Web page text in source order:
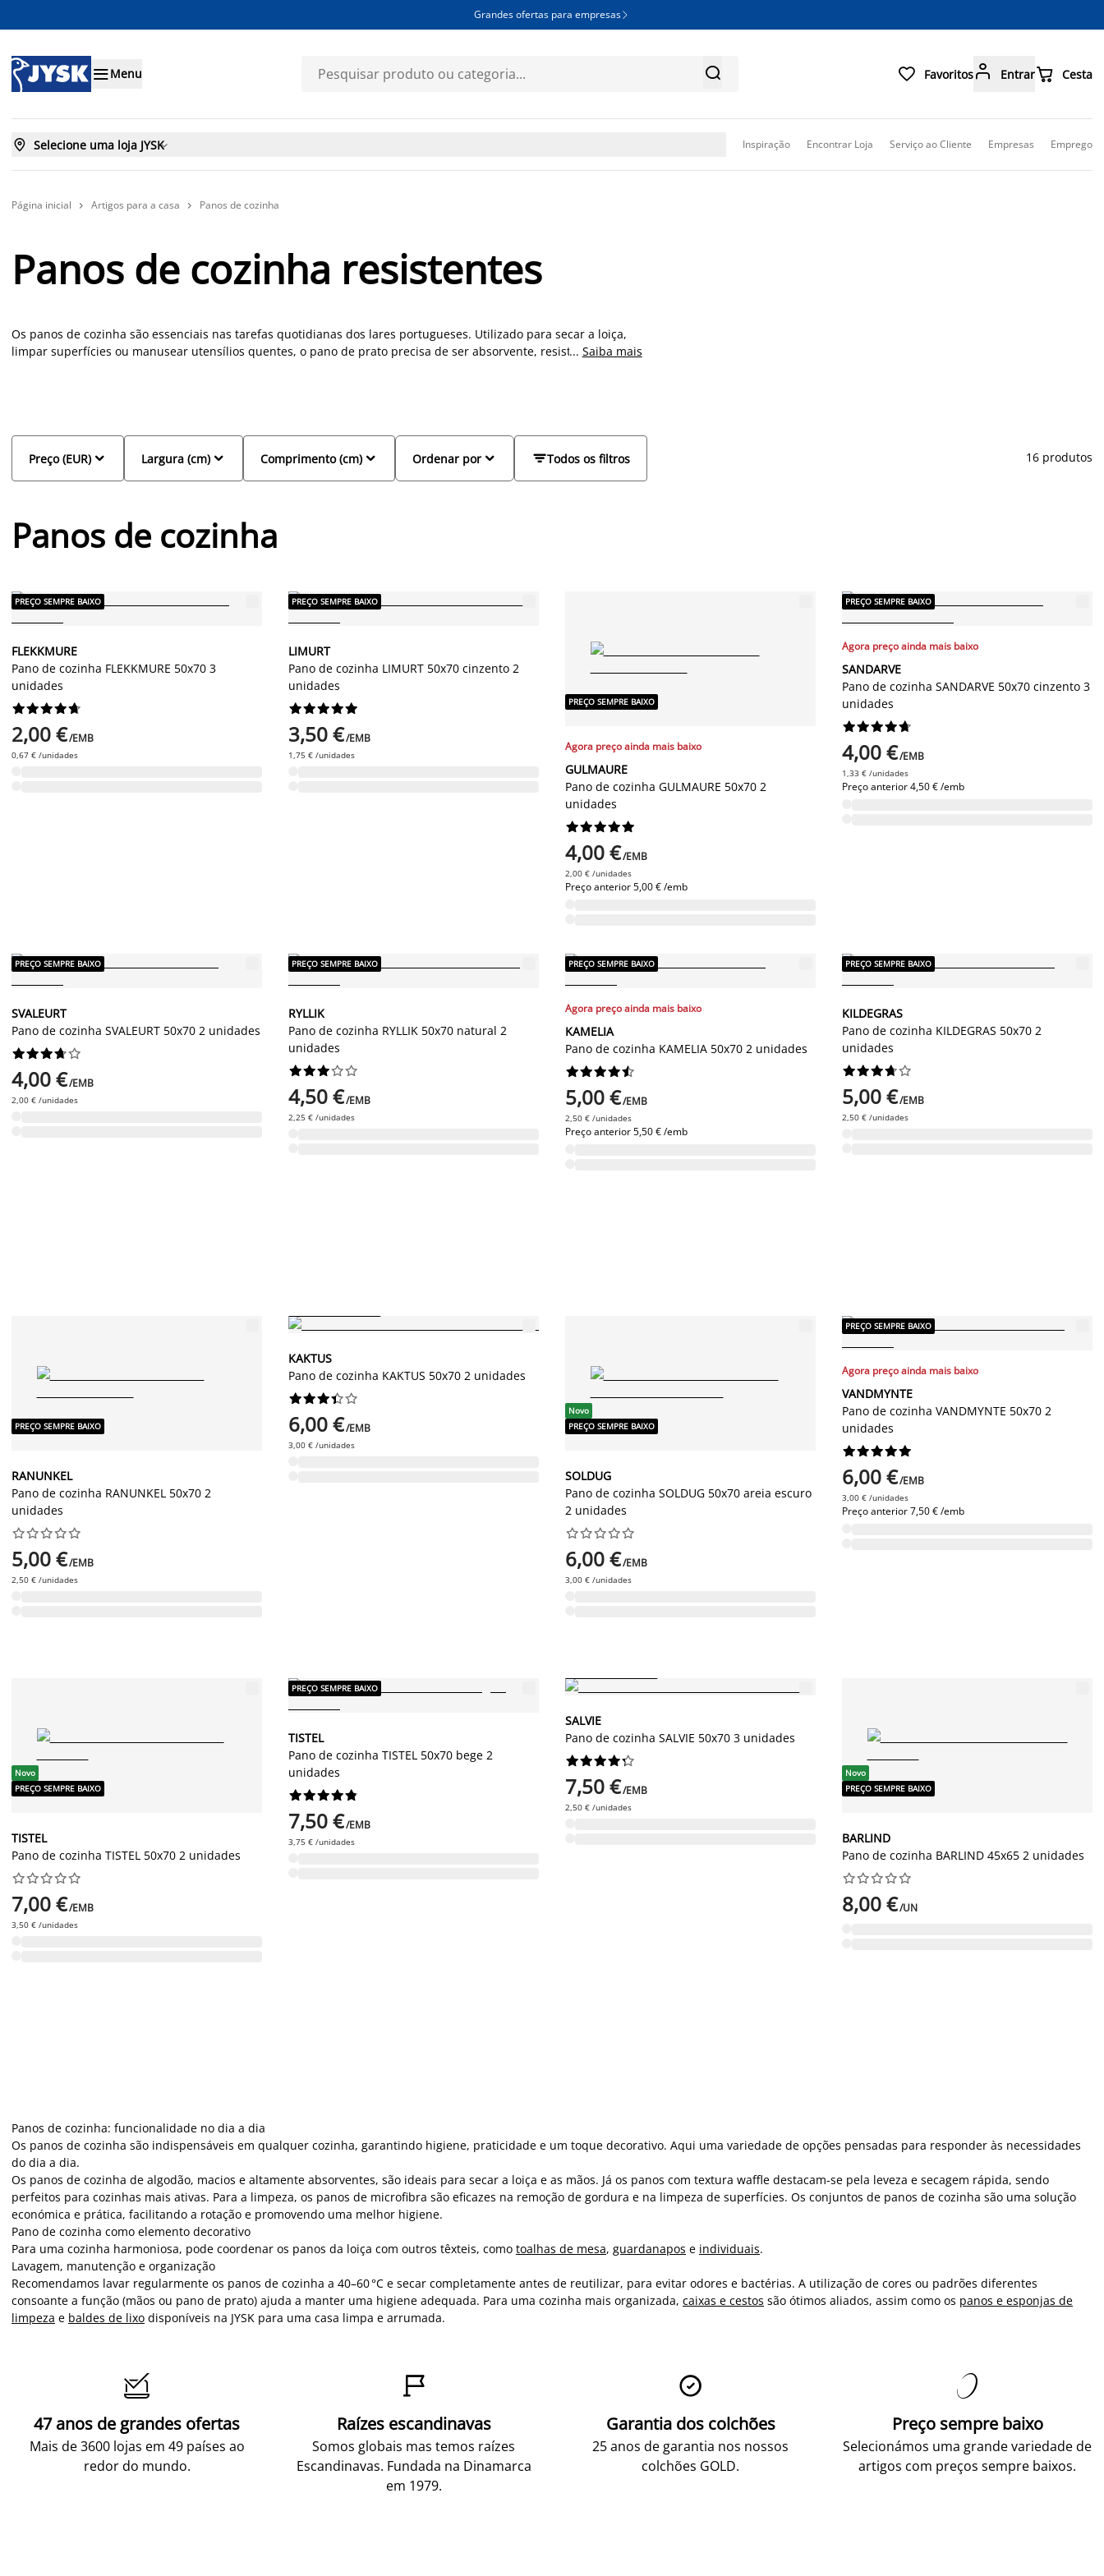
Grandes ofertas para empresas 
Menu   Favoritos Entrar Cesta
 Selecione uma loja JYSK Inspiração Encontrar Loja Serviço ao Cliente Empresas Emprego
Página inicial  Artigos para a casa  Panos de cozinha
Panos de cozinha resistentes
Os panos de cozinha são essenciais nas tarefas quotidianas dos lares portugueses. Utilizado para secar a loiça,
limpar superfícies ou manusear utensílios quentes, o pano de prato precisa de ser absorvente, resistente e fácil
... Saiba mais

Preço (EUR) 
Largura (cm) 
Comprimento (cm) Todos os filtros

Ordenar por 16 produtos
Panos de cozinha
PREÇO SEMPRE BAIXO
FLEKKMURE
Pano de cozinha FLEKKMURE 50x70 3
unidades






2,00 €/EMB
0,67 € /unidades
PREÇO SEMPRE BAIXO
LIMURT
Pano de cozinha LIMURT 50x70 cinzento 2
unidades






3,50 €/EMB
1,75 € /unidades
PREÇO SEMPRE BAIXO
Agora preço ainda mais baixo
GULMAURE
Pano de cozinha GULMAURE 50x70 2
unidades






4,00 €/EMB
2,00 € /unidades
Preço anterior5,00 € /emb
PREÇO SEMPRE BAIXO
Agora preço ainda mais baixo
SANDARVE
Pano de cozinha SANDARVE 50x70 cinzento 3
unidades






4,00 €/EMB
1,33 € /unidades
Preço anterior4,50 € /emb
PREÇO SEMPRE BAIXO
SVALEURT
Pano de cozinha SVALEURT 50x70 2 unidades






4,00 €/EMB
2,00 € /unidades
PREÇO SEMPRE BAIXO
RYLLIK
Pano de cozinha RYLLIK 50x70 natural 2
unidades






4,50 €/EMB
2,25 € /unidades
PREÇO SEMPRE BAIXO
Agora preço ainda mais baixo
KAMELIA
Pano de cozinha KAMELIA 50x70 2 unidades






5,00 €/EMB
2,50 € /unidades
Preço anterior5,50 € /emb
PREÇO SEMPRE BAIXO
KILDEGRAS
Pano de cozinha KILDEGRAS 50x70 2
unidades






5,00 €/EMB
2,50 € /unidades
PREÇO SEMPRE BAIXO
RANUNKEL
Pano de cozinha RANUNKEL 50x70 2
unidades






5,00 €/EMB
2,50 € /unidades
KAKTUS
Pano de cozinha KAKTUS 50x70 2 unidades






6,00 €/EMB
3,00 € /unidades
Novo
PREÇO SEMPRE BAIXO
SOLDUG
Pano de cozinha SOLDUG 50x70 areia escuro
2 unidades






6,00 €/EMB
3,00 € /unidades
PREÇO SEMPRE BAIXO
Agora preço ainda mais baixo
VANDMYNTE
Pano de cozinha VANDMYNTE 50x70 2
unidades






6,00 €/EMB
3,00 € /unidades
Preço anterior7,50 € /emb
Novo
PREÇO SEMPRE BAIXO
TISTEL
Pano de cozinha TISTEL 50x70 2 unidades






7,00 €/EMB
3,50 € /unidades
PREÇO SEMPRE BAIXO
TISTEL
Pano de cozinha TISTEL 50x70 bege 2
unidades






7,50 €/EMB
3,75 € /unidades
SALVIE
Pano de cozinha SALVIE 50x70 3 unidades






7,50 €/EMB
2,50 € /unidades
Novo
PREÇO SEMPRE BAIXO
BARLIND
Pano de cozinha BARLIND 45x65 2 unidades






8,00 €/UN
Panos de cozinha: funcionalidade no dia a dia
Os panos de cozinha são indispensáveis em qualquer cozinha, garantindo higiene, praticidade e um toque decorativo. Aqui uma variedade de opções pensadas para responder às necessidades
do dia a dia.
Os panos de cozinha de algodão, macios e altamente absorventes, são ideais para secar a loiça e as mãos. Já os panos com textura waffle destacam-se pela leveza e secagem rápida, sendo
perfeitos para cozinhas mais ativas. Para a limpeza, os panos de microfibra são eficazes na remoção de gordura e na limpeza de superfícies. Os conjuntos de panos de cozinha são uma solução
económica e prática, facilitando a rotação e promovendo uma melhor higiene.
Pano de cozinha como elemento decorativo
Para uma cozinha harmoniosa, pode coordenar os panos da loiça com outros têxteis, como toalhas de mesa, guardanapos e individuais.
Lavagem, manutenção e organização
Recomendamos lavar regularmente os panos de cozinha a 40–60 °C e secar completamente antes de reutilizar, para evitar odores e bactérias. A utilização de cores ou padrões diferentes
consoante a função (mãos ou pano de prato) ajuda a manter uma higiene adequada. Para uma cozinha mais organizada, caixas e cestos são ótimos aliados, assim como os panos e esponjas de
limpeza e baldes de lixo disponíveis na JYSK para uma casa limpa e arrumada.

47 anos de grandes ofertas
Mais de 3600 lojas em 49 países ao
redor do mundo.

Raízes escandinavas
Somos globais mas temos raízes
Escandinavas. Fundada na Dinamarca
em 1979.

Garantia dos colchões
25 anos de garantia nos nossos
colchões GOLD.

Preço sempre baixo
Selecionámos uma grande variedade de
artigos com preços sempre baixos.